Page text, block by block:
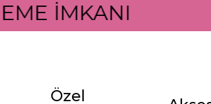
İMKANI İLE
Özel